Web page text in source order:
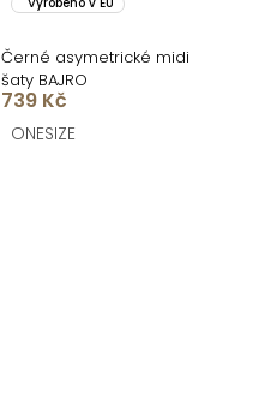
Černé asymetrické midi
šaty BAJRO
739 Kč
ONESIZE